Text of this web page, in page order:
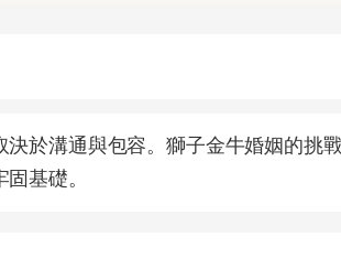
決於溝通與包容。獅子金牛婚姻的挑
基礎。